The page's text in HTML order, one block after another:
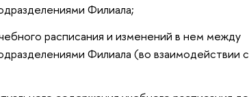
Филиала;
расписания и изменений в нем между
Филиала (во взаимодействии с